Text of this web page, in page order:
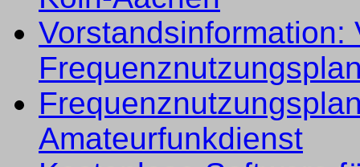
Vorstandsinformation:
Amateurfunkdienst